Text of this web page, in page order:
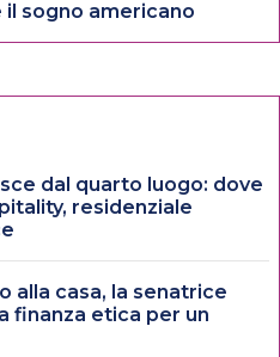
il sogno americano
dal quarto luogo: dove
residenziale
alla casa, la senatrice
finanza etica per un